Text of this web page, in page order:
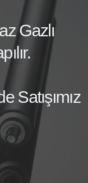
Gazlı
Satışımız